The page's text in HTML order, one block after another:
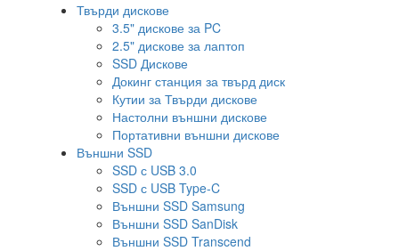
Твърди дискове
3.5" дискове за PC
2.5" дискове за лаптоп
SSD Дискове
Докинг станция за твърд диск
Кутии за Твърди дискове
Настолни външни дискове
Портативни външни дискове
Външни SSD
SSD с USB 3.0
SSD с USB Type-C
Външни SSD Samsung
Външни SSD SanDisk
Външни SSD Transcend